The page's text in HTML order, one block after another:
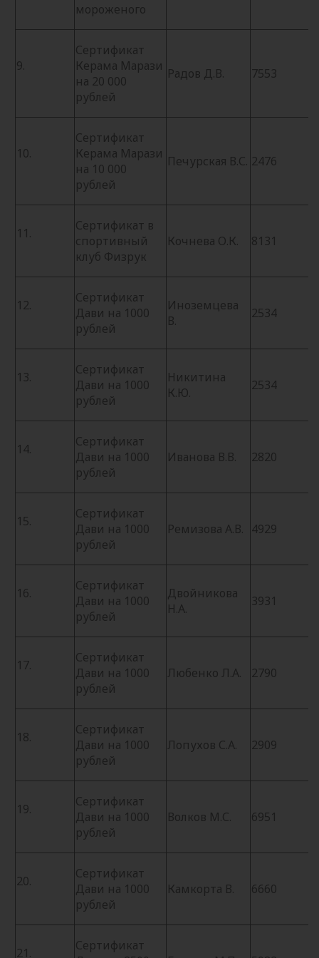
мороженого
9.
Сертификат
Керама Марази
на 20 000
рублей
Радов Д.В. 7553
10.
Сертификат
Керама Марази
на 10 000
рублей
Печурская В.С. 2476
11.
Сертификат в
спортивный
клуб Физрук
Кочнева О.К. 8131
12.
Сертификат
Дави на 1000
рублей
Иноземцева
В.
2534
13.
Сертификат
Дави на 1000
рублей
Никитина
К.Ю.
2534
14.
Сертификат
Дави на 1000
рублей
Иванова В.В. 2820
15.
Сертификат
Дави на 1000
рублей
Ремизова А.В. 4929
16.
Сертификат
Дави на 1000
рублей
Двойникова
Н.А.
3931
17.
Сертификат
Дави на 1000
рублей
Любенко Л.А. 2790
18.
Сертификат
Дави на 1000
рублей
Лопухов С.А. 2909
19.
Сертификат
Дави на 1000
рублей
Волков М.С. 6951
20.
Сертификат
Дави на 1000
рублей
Камкорта В. 6660
21.
Сертификат